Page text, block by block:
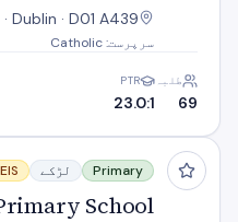
Dublin · D01 A439
سرپرست: Catholic
طلبہ
69
PTR
23.0:1
O'connell Primary School
Primary لڑکے
School